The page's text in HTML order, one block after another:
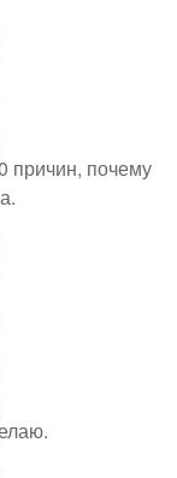
причин, почему